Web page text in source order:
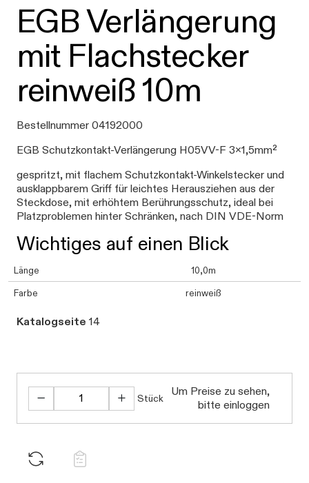
EGB Verlängerung
mit Flachstecker
reinweiß 10m
Bestellnummer 04192000
EGB Schutzkontakt-Verlängerung H05VV-F 3x1,5mm²
gespritzt, mit flachem Schutzkontakt-Winkelstecker und
ausklappbarem Griff für leichtes Herausziehen aus der
Steckdose, mit erhöhtem Berührungsschutz, ideal bei
Platzproblemen hinter Schränken, nach DIN VDE-Norm
Wichtiges auf einen Blick
Länge 10,0m
Farbe reinweiß
Katalogseite 14
Stück
Um Preise zu sehen,
bitte einloggen